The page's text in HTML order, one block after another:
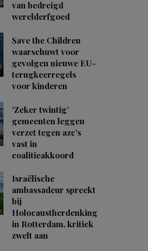
van bedreigd
werelderfgoed
Save the Children
waarschuwt voor
gevolgen nieuwe EU-
terugkeerregels
voor kinderen
‘Zeker twintig’
gemeenten leggen
verzet tegen azc’s
vast in
coalitieakkoord
Israëlische
ambassadeur spreekt
bij
Holocaustherdenking
in Rotterdam, kritiek
zwelt aan